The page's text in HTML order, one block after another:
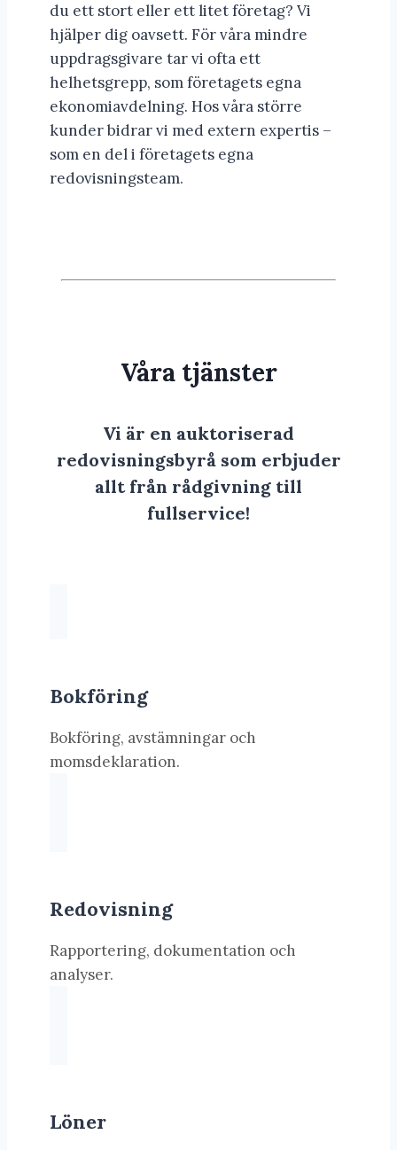
du ett stort eller ett litet företag? Vi
hjälper dig oavsett. För våra mindre
uppdragsgivare tar vi ofta ett
helhetsgrepp, som företagets egna
ekonomiavdelning. Hos våra större
kunder bidrar vi med extern expertis –
som en del i företagets egna
redovisningsteam.
Våra tjänster
Vi är en auktoriserad
redovisningsbyrå som erbjuder
allt från rådgivning till
fullservice!
Bokföring
Bokföring, avstämningar och
momsdeklaration.
Redovisning
Rapportering, dokumentation och
analyser.
Löner